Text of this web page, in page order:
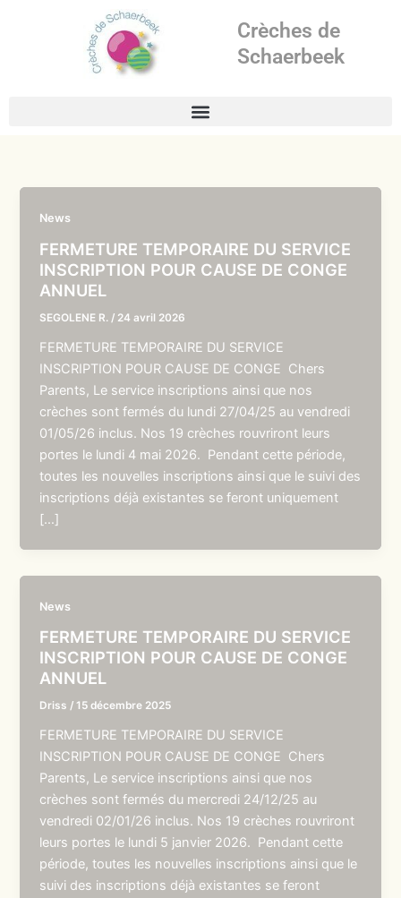
Crèches de
Schaerbeek
News
FERMETURE TEMPORAIRE DU SERVICE
INSCRIPTION POUR CAUSE DE CONGE
ANNUEL
SEGOLENE R. / 24 avril 2026
FERMETURE TEMPORAIRE DU SERVICE
INSCRIPTION POUR CAUSE DE CONGE Chers
Parents, Le service inscriptions ainsi que nos
crèches sont fermés du lundi 27/04/25 au vendredi
01/05/26 inclus. Nos 19 crèches rouvriront leurs
portes le lundi 4 mai 2026. Pendant cette période,
toutes les nouvelles inscriptions ainsi que le suivi des
inscriptions déjà existantes se feront uniquement
[…]
News
FERMETURE TEMPORAIRE DU SERVICE
INSCRIPTION POUR CAUSE DE CONGE
ANNUEL
Driss /15 décembre 2025
FERMETURE TEMPORAIRE DU SERVICE
INSCRIPTION POUR CAUSE DE CONGE Chers
Parents, Le service inscriptions ainsi que nos
crèches sont fermés du mercredi 24/12/25 au
vendredi 02/01/26 inclus. Nos 19 crèches rouvriront
leurs portes le lundi 5 janvier 2026. Pendant cette
période, toutes les nouvelles inscriptions ainsi que le
suivi des inscriptions déjà existantes se feront